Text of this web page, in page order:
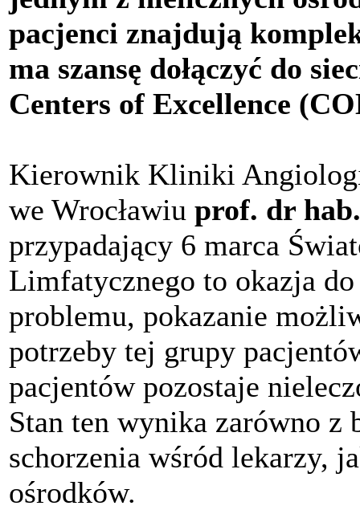
pacjenci znajdują
ma szansę dołączyć do
Centers of Excellence
Kierownik Kliniki
we Wrocławiu prof. dr
przypadający 6 marca
Limfatycznego to okazja
problemu, pokazanie
potrzeby tej grupy
pacjentów pozostaje
Stan ten wynika zarówno z
schorzenia wśród lekarzy,
ośrodków.